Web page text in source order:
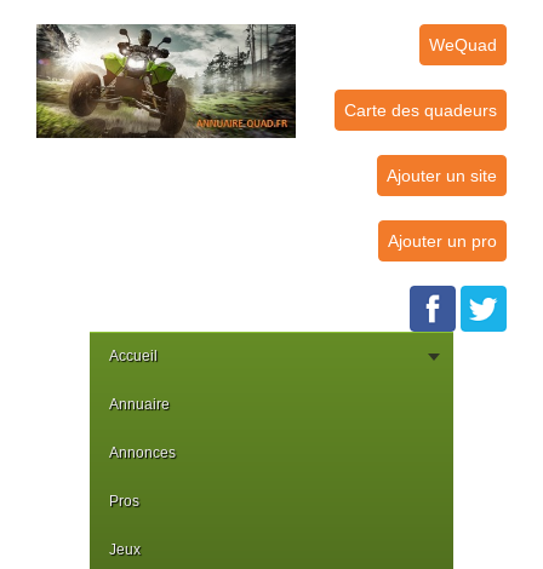
WeQuad
Carte des quadeurs
Ajouter un site
Ajouter un pro
Accueil
Annuaire
Annonces
Pros
Jeux